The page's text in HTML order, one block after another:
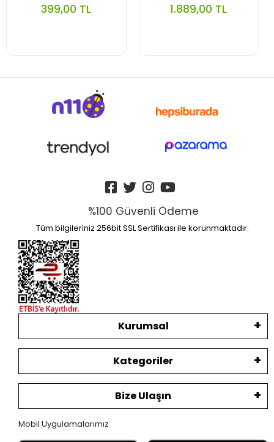
399,00 TL 1.889,00 TL
%100 Güvenli Ödeme
Tüm bilgileriniz 256bit SSL Sertifikası ile korunmaktadır.
Kurumsal
Kategoriler
Bize Ulaşın
Mobil Uygulamalarımız